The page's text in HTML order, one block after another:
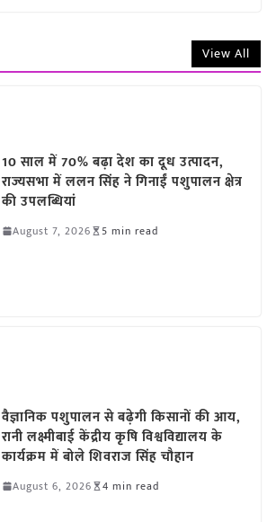
View All
10 साल में 70% बढ़ा देश का दूध उत्पादन,
राज्यसभा में ललन सिंह ने गिनाईं पशुपालन क्षेत्र
की उपलब्धियां
August 7, 2026 5 min read
वैज्ञानिक पशुपालन से बढ़ेगी किसानों की आय,
रानी लक्ष्मीबाई केंद्रीय कृषि विश्वविद्यालय के
कार्यक्रम में बोले शिवराज सिंह चौहान
August 6, 2026 4 min read